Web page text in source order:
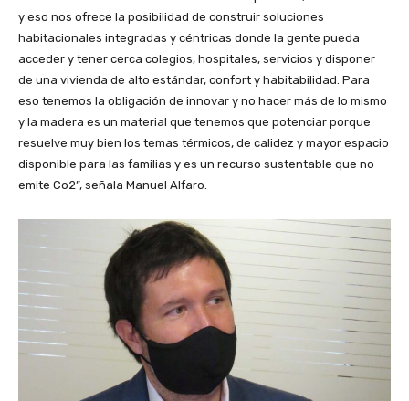
y eso nos ofrece la posibilidad de construir soluciones
habitacionales integradas y céntricas donde la gente pueda
acceder y tener cerca colegios, hospitales, servicios y disponer
de una vivienda de alto estándar, confort y habitabilidad. Para
eso tenemos la obligación de innovar y no hacer más de lo mismo
y la madera es un material que tenemos que potenciar porque
resuelve muy bien los temas térmicos, de calidez y mayor espacio
disponible para las familias y es un recurso sustentable que no
emite Co2”, señala Manuel Alfaro.